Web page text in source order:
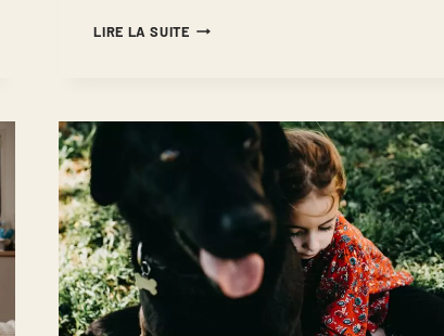
LIRE LA SUITESÉANCE
PRÈS
MONTPELLIER